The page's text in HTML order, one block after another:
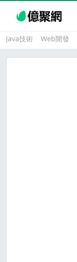
Java技術 Web開發